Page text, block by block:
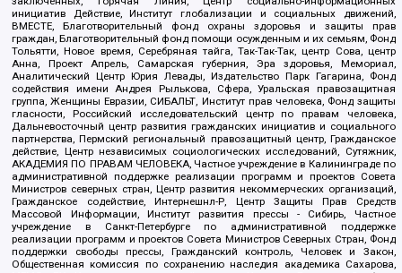
инициатив Действие, Институт глобализации и социальных движений,
ВМЕСТЕ, Благотворительный фонд охраны здоровья и защиты прав
граждан, Благотворительный фонд помощи осужденным и их семьям, Фонд
Тольятти, Новое время, Серебряная тайга, Так-Так-Так, центр Сова, центр
Анна, Проект Апрель, Самарская губерния, Эра здоровья, Мемориал,
Аналитический Центр Юрия Левады, Издательство Парк Гагарина, Фонд
содействия имени Андрея Рылькова, Сфера, Уральская правозащитная
группа, Женщины Евразии, СИБАЛЬТ, Институт прав человека, Фонд защиты
гласности, Российский исследовательский центр по правам человека,
Дальневосточный центр развития гражданских инициатив и социального
партнерства, Пермский региональный правозащитный центр, Гражданское
действие, Центр независимых социологических исследований, Сутяжник,
АКАДЕМИЯ ПО ПРАВАМ ЧЕЛОВЕКА, Частное учреждение в Калининграде по
административной поддержке реализации программ и проектов Совета
Министров северных стран, Центр развития некоммерческих организаций,
Гражданское содействие, Интернешнл-Р, Центр Защиты Прав Средств
Массовой Информации, Институт развития прессы - Сибирь, Частное
учреждение в Санкт-Петербурге по административной поддержке
реализации программ и проектов Совета Министров Северных Стран, Фонд
поддержки свободы прессы, Гражданский контроль, Человек и Закон,
Общественная комиссия по сохранению наследия академика Сахарова,